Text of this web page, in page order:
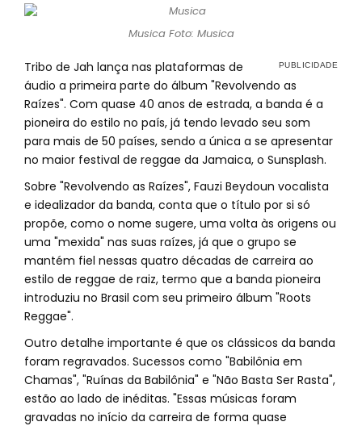
Musica Foto: Musica
Tribo de Jah lança nas plataformas de
áudio a primeira parte do álbum "Revolvendo as
Raízes". Com quase 40 anos de estrada, a banda é a
pioneira do estilo no país, já tendo levado seu som
para mais de 50 países, sendo a única a se apresentar
no maior festival de reggae da Jamaica, o Sunsplash.
Sobre "Revolvendo as Raízes", Fauzi Beydoun vocalista
e idealizador da banda, conta que o título por si só
propõe, como o nome sugere, uma volta às origens ou
uma "mexida" nas suas raízes, já que o grupo se
mantém fiel nessas quatro décadas de carreira ao
estilo de reggae de raiz, termo que a banda pioneira
introduziu no Brasil com seu primeiro álbum "Roots
Reggae".
Outro detalhe importante é que os clássicos da banda
foram regravados. Sucessos como "Babilônia em
Chamas", "Ruínas da Babilônia" e "Não Basta Ser Rasta",
estão ao lado de inéditas. "Essas músicas foram
gravadas no início da carreira de forma quase